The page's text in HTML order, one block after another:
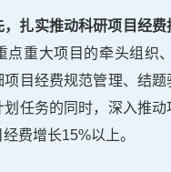
扎实推动科研项目经费
点重大项目的牵头组织
项目经费规范管理、结
任务的同时，深入推
费增长15%以上。